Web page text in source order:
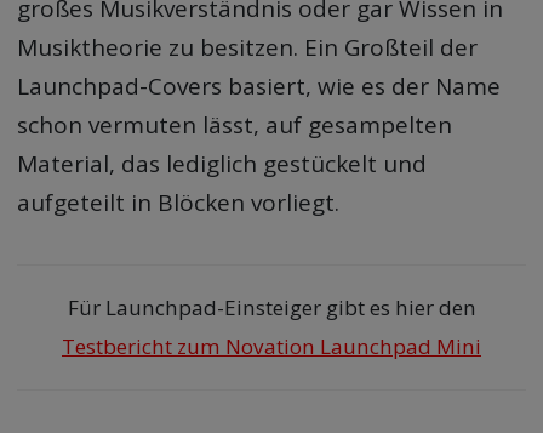
großes Musikverständnis oder gar Wissen in
Musiktheorie zu besitzen. Ein Großteil der
Launchpad-Covers basiert, wie es der Name
schon vermuten lässt, auf gesampelten
Material, das lediglich gestückelt und
aufgeteilt in Blöcken vorliegt.
Für Launchpad-Einsteiger gibt es hier den
Testbericht zum Novation Launchpad Mini